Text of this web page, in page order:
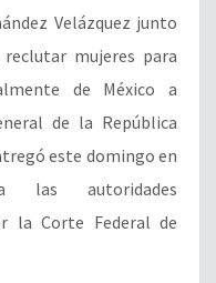
Velázquez junto
mujeres para
de México a
de la República
este domingo en
autoridades
la Corte Federal de